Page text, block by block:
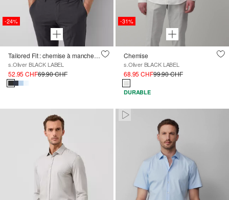
-24%
Tailored Fit : chemise à manches courtes en coton stretch avec col Kent
s.Oliver BLACK LABEL
52.95 CHF69.90 CHF
-31%
Chemise
s.Oliver BLACK LABEL
68.95 CHF99.90 CHF
DURABLE
Paused • Muted